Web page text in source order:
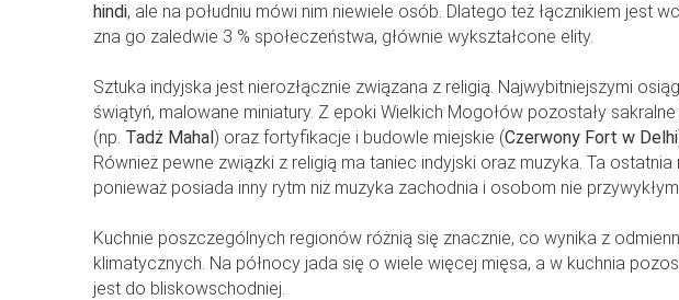
hindi, ale na południu mówi nim niewiele osób. Dlatego też łącznikiem jest
zna go zaledwie 3 % społeczeństwa, głównie wykształcone elity.
Sztuka indyjska jest nierozłącznie związana z religią. Najwybitniejszymi
świątyń, malowane miniatury. Z epoki Wielkich Mogołów pozostały
(np. Tadż Mahal) oraz fortyfikacje i budowle miejskie (Czerwony Fort w Delhi
Również pewne związki z religią ma taniec indyjski oraz muzyka. Ta
ponieważ posiada inny rytm niż muzyka zachodnia i osobom nie
Kuchnie poszczególnych regionów różnią się znacznie, co wynika z
klimatycznych. Na północy jada się o wiele więcej mięsa, a w kuchnia
jest do bliskowschodniej.